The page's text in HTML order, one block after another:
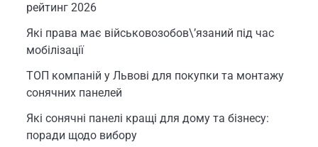
рейтинг 2026
Які права має військовозобов\’язаний під час
мобілізації
ТОП компаній у Львові для покупки та монтажу
сонячних панелей
Які сонячні панелі кращі для дому та бізнесу:
поради щодо вибору